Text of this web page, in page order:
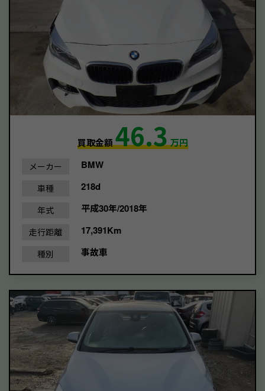
買取金額46.3万円
メーカー BMW
車種 218d
年式 平成30年/2018年
走行距離 17,391Km
種別 事故車